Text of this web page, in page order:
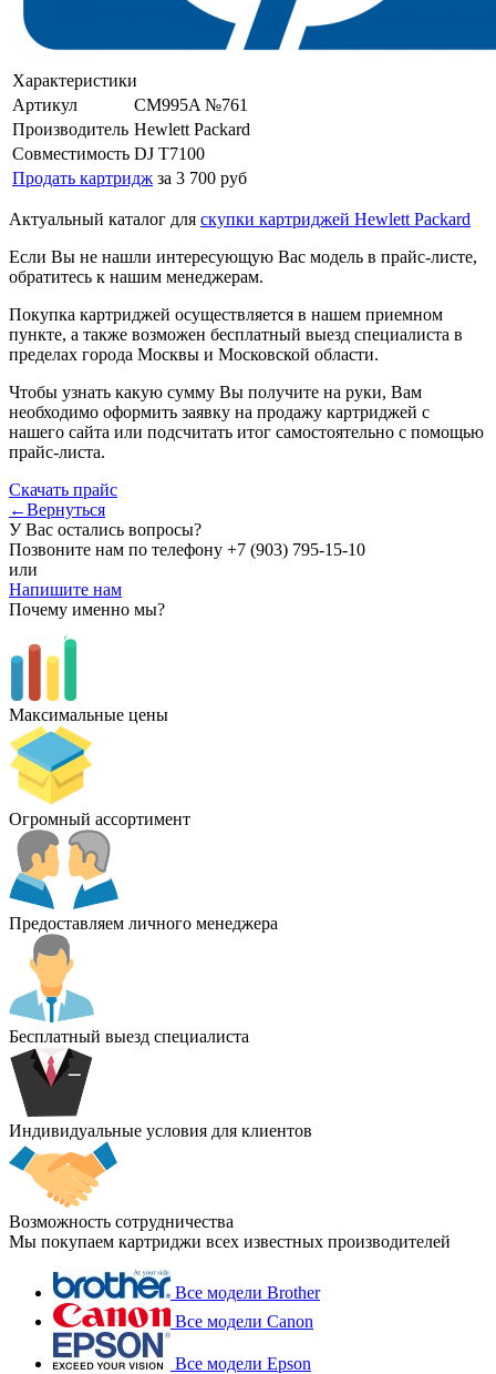
Характеристики
Артикул
CM995A №761
Производитель Hewlett Packard
Совместимость DJ T7100
Продать картридж за 3 700 руб
Актуальный каталог для скупки картриджей Hewlett Packard
Если Вы не нашли интересующую Вас модель в прайс-листе,
обратитесь к нашим менеджерам.
Покупка картриджей осуществляется в нашем приемном
пункте, а также возможен бесплатный выезд специалиста в
пределах города Москвы и Московской области.
Чтобы узнать какую сумму Вы получите на руки, Вам
необходимо оформить заявку на продажу картриджей с
нашего сайта или подсчитать итог самостоятельно с помощью
прайс-листа.
Скачать прайс
←Вернуться
У Вас остались вопросы?
Позвоните нам по телефону +7 (903) 795-15-10
или
Напишите нам
Почему именно мы?
Максимальные цены
Огромный ассортимент
Предоставляем личного менеджера
Бесплатный выезд специалиста
Индивидуальные условия для клиентов
Возможность сотрудничества
Мы покупаем картриджи всех известных производителей
Все модели Brother
Все модели Canon
Все модели Epson